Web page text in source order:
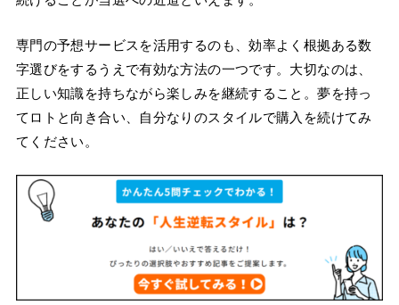
専門の予想サービスを活用するのも、効率よく根拠ある数
字選びをするうえで有効な方法の一つです。大切なのは、
正しい知識を持ちながら楽しみを継続すること。夢を持っ
てロトと向き合い、自分なりのスタイルで購入を続けてみ
てください。